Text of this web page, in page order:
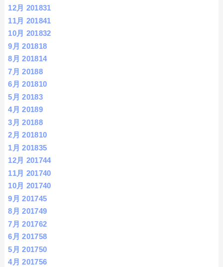
12月 201831
11月 201841
10月 201832
9月 201818
8月 201814
7月 20188
6月 201810
5月 20183
4月 20189
3月 20188
2月 201810
1月 201835
12月 201744
11月 201740
10月 201740
9月 201745
8月 201749
7月 201762
6月 201758
5月 201750
4月 201756